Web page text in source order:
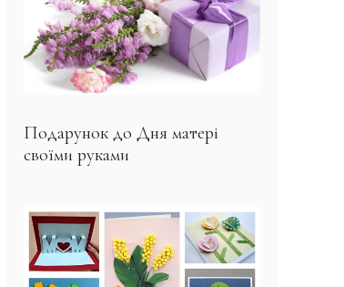
Подарунок до Дня матері
своїми руками